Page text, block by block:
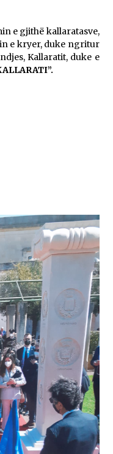
e gjithë kallaratasve,
e kryer, duke ngritur
Kallaratit, duke e